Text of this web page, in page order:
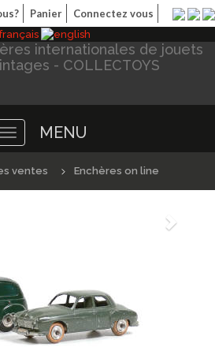
Panier Connectez vous
Toggle
navigation
MENU
ventes Enchères on line